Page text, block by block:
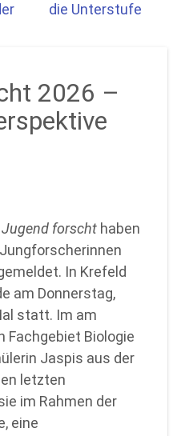
die Unterstufe
2026 –
Jugend forscht haben
In Krefeld
am Donnerstag,
statt. Im am
Biologie
Jaspis aus der
letzten
im Rahmen der
eine